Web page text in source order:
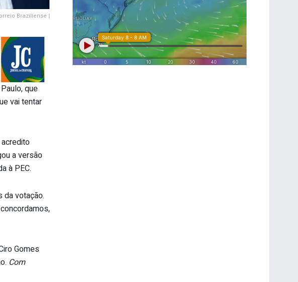
Braziliense |
que
vai tentar
a versão
à PEC.
da votação.
Gomes
Com